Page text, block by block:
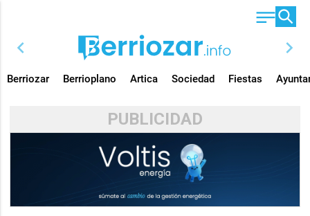
chevron_left chevron_right
Berriozar Berrioplano Artica Sociedad Fiestas
PUBLICIDAD